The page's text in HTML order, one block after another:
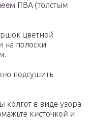
ПВА (толстым
цветной
на полоски
подсушить
колгот в виде узора
кисточкой и